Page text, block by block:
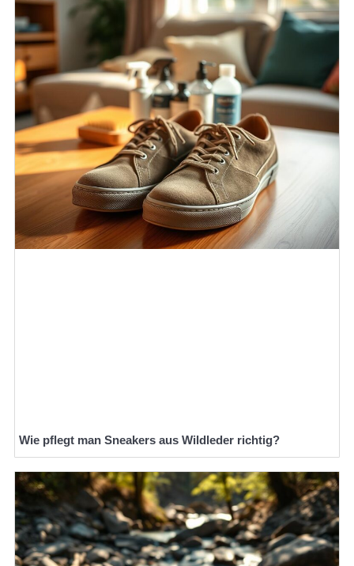
Wie pflegt man Sneakers aus Wildleder richtig?